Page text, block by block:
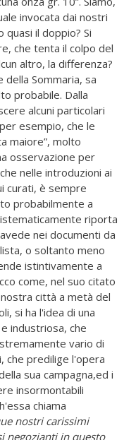
invocata dai nostri
quasi il doppio? Si
che tenta il colpo del
altro, la differenza?
della Sommaria, sa
probabile. Dalla
alcuni particolari
esempio, che le
maiore”, molto
osservazione per
nelle introduzioni ai
curati, è sempre
probabilmente a
riporta
nei documenti da
o soltanto meno
istintivamente a
come, nel suo citato
città a metà del
si ha l'idea di una
industriosa, che
vario di
che predilige l'opera
sua campagna,ed i
insormontabili
chiama
nostri carissimi
negozianti in questo